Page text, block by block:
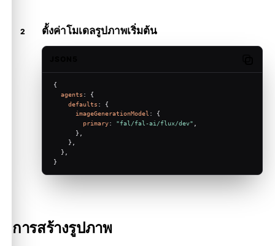
ตั้งค่าโมเดลรูปภาพเริ่มต้น
{
agents : {
defaults : {
imageGenerationModel : {
primary: "fal/fal-ai/flux/dev"
      },
    },
  },
}
การสร้างรูปภาพ